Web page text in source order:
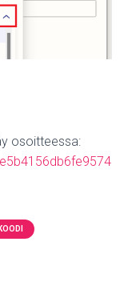
osoitteessa: